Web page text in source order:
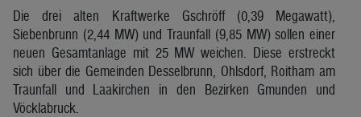
Die drei alten Kraftwerke Gschröff (0,39 Megawatt),
Siebenbrunn (2,44 MW) und Traunfall (9,85 MW) sollen einer
neuen Gesamtanlage mit 25 MW weichen. Diese erstreckt
sich über die Gemeinden Desselbrunn, Ohlsdorf, Roitham am
Traunfall und Laakirchen in den Bezirken Gmunden und
Vöcklabruck.